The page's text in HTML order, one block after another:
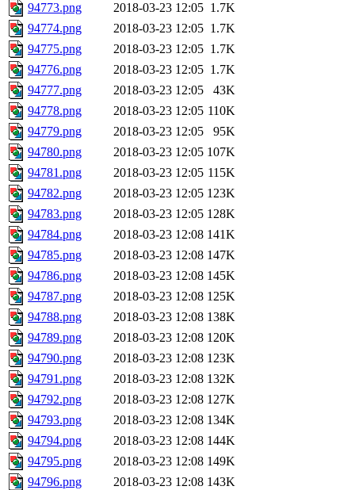
94773.png
2018-03-23 12:05 1.7K
94774.png
2018-03-23 12:05 1.7K
94775.png
2018-03-23 12:05 1.7K
94776.png
2018-03-23 12:05 1.7K
94777.png
2018-03-23 12:05
43K
94778.png
2018-03-23 12:05 110K
94779.png
2018-03-23 12:05
95K
94780.png
2018-03-23 12:05 107K
94781.png
2018-03-23 12:05 115K
94782.png
2018-03-23 12:05 123K
94783.png
2018-03-23 12:05 128K
94784.png
2018-03-23 12:08 141K
94785.png
2018-03-23 12:08 147K
94786.png
2018-03-23 12:08 145K
94787.png
2018-03-23 12:08 125K
94788.png
2018-03-23 12:08 138K
94789.png
2018-03-23 12:08 120K
94790.png
2018-03-23 12:08 123K
94791.png
2018-03-23 12:08 132K
94792.png
2018-03-23 12:08 127K
94793.png
2018-03-23 12:08 134K
94794.png
2018-03-23 12:08 144K
94795.png
2018-03-23 12:08 149K
94796.png
2018-03-23 12:08 143K